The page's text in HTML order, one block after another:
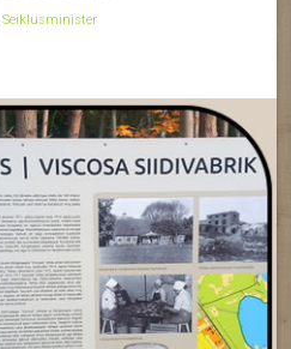
Seiklusminister